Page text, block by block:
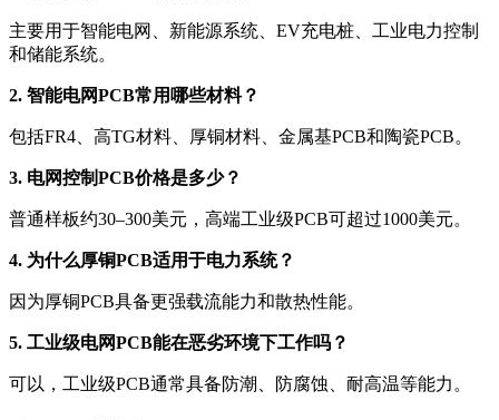
主要用于智能电网、新能源系统、EV充电桩、工业电力控制
和储能系统。
2. 智能电网PCB常用哪些材料？
包括FR4、高TG材料、厚铜材料、金属基PCB和陶瓷PCB。
3. 电网控制PCB价格是多少？
普通样板约30–300美元，高端工业级PCB可超过1000美元。
4. 为什么厚铜PCB适用于电力系统？
因为厚铜PCB具备更强载流能力和散热性能。
5. 工业级电网PCB能在恶劣环境下工作吗？
可以，工业级PCB通常具备防潮、防腐蚀、耐高温等能力。